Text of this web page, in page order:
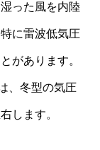
った風を内陸
に雷波低気圧
があります。
、冬型の気圧
します。